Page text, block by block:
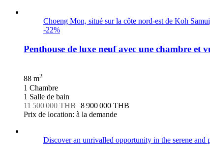
Choeng Mon, situé sur la côte nord-est de Koh
-22%
Penthouse de luxe neuf avec une chambre
88 m2
1 Chambre
1 Salle de bain
11 500 000 THB 8 900 000 THB
Prix de location: à la demande
Discover an unrivalled opportunity in the serene and